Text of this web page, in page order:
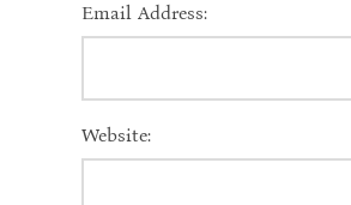
Email Address:
Website: